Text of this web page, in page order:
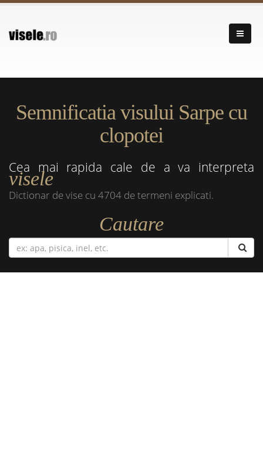
Semnificatia visului Sarpe cu
clopotei
Cea mai rapida cale de a va interpreta
visele
Dictionar de vise cu 4704 de termeni explicati.
Cautare